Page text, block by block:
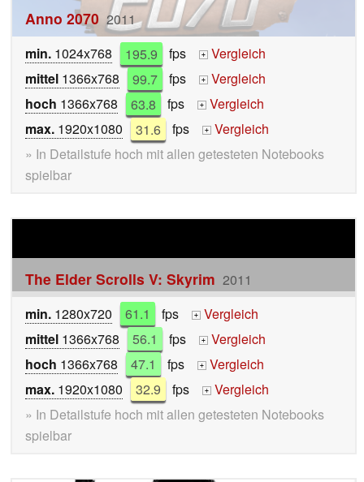
Anno 2070 2011
min. 1024x768 195.9 fps +
Vergleich
mittel 1366x768 99.7 fps +
Vergleich
hoch 1366x768 63.8 fps +
Vergleich
max. 1920x1080 31.6 fps +
Vergleich
» In Detailstufe hoch mit allen getesteten Notebooks
spielbar
The Elder Scrolls V: Skyrim 2011
min. 1280x720 61.1 fps +
Vergleich
mittel 1366x768 56.1 fps +
Vergleich
hoch 1366x768 47.1 fps +
Vergleich
max. 1920x1080 32.9 fps +
Vergleich
» In Detailstufe hoch mit allen getesteten Notebooks
spielbar